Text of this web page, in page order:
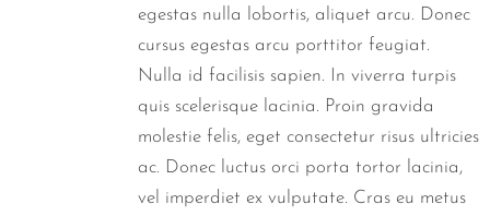
egestas nulla lobortis, aliquet arcu. Donec
cursus egestas arcu porttitor feugiat.
Nulla id facilisis sapien. In viverra turpis
quis scelerisque lacinia. Proin gravida
molestie felis, eget consectetur risus ultricies
ac. Donec luctus orci porta tortor lacinia,
vel imperdiet ex vulputate. Cras eu metus